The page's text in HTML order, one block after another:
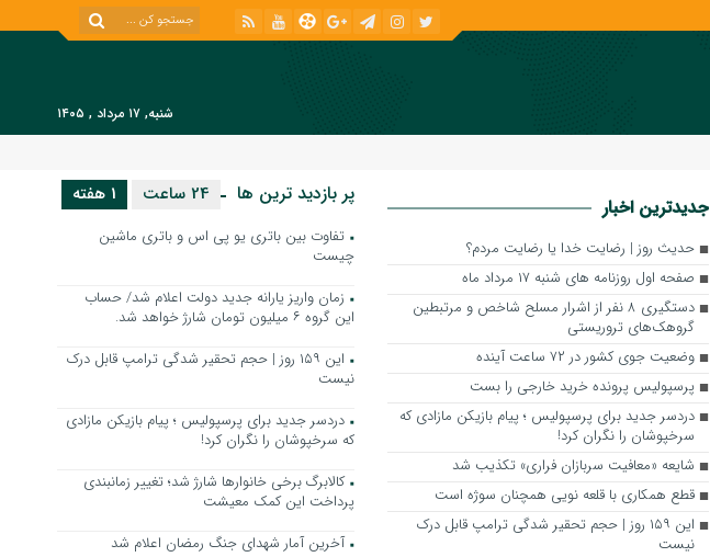
شنبه, ۱۷ مرداد , ۱۴۰۵
جدیدترین اخبار
حدیث روز | رضایت خدا یا رضایت مردم؟
صفحه اول روزنامه‌ های شنبه ۱۷ مرداد ماه
دستگیری ۸ نفر از اشرار مسلح شاخص و مرتبطین
گروهک‌های تروریستی
وضعیت جوی کشور در ۷۲ ساعت آینده
پرسپولیس پرونده خرید خارجی را بست
دردسر جدید برای پرسپولیس ؛ پیام بازیکن مازادی که
سرخپوشان را نگران کرد!
شایعه «معافیت سربازان فراری» تکذیب شد
قطع همکاری با قلعه نویی همچنان سوژه است
این ۱۵۹ روز | حجم تحقیر شدگی ترامپ قابل درک
نیست
پر بازدید ترین ها 1 هفته 24 ساعت
تفاوت بین باتری یو پی اس و باتری ماشین
چیست
زمان واریز یارانه جدید دولت اعلام شد/ حساب
این گروه ۶ میلیون تومان شارژ خواهد شد.
این ۱۵۹ روز | حجم تحقیر شدگی ترامپ قابل درک
نیست
دردسر جدید برای پرسپولیس ؛ پیام بازیکن مازادی
که سرخپوشان را نگران کرد!
کالابرگ برخی خانوارها شارژ شد؛ تغییر زمانبندی
پرداخت این کمک معیشت
آخرین آمار شهدای جنگ رمضان اعلام شد